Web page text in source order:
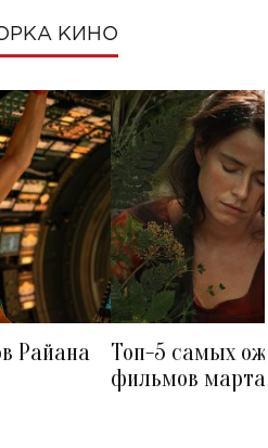
КИНО
Райана
Топ-5 самых
фильмов